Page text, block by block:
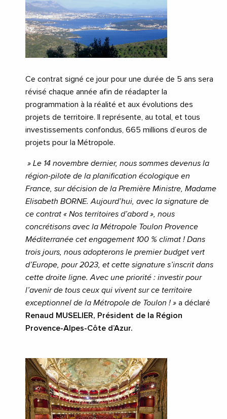
Ce contrat signé ce jour pour une durée de 5 ans sera
révisé chaque année afin de réadapter la
programmation à la réalité et aux évolutions des
projets de territoire. Il représente, au total, et tous
investissements confondus, 665 millions d’euros de
projets pour la Métropole.
» Le 14 novembre dernier, nous sommes devenus la
région-pilote de la planification écologique en
France, sur décision de la Première Ministre, Madame
Elisabeth BORNE. Aujourd’hui, avec la signature de
ce contrat « Nos territoires d’abord », nous
concrétisons avec la Métropole Toulon Provence
Méditerranée cet engagement 100 % climat ! Dans
trois jours, nous adopterons le premier budget vert
d’Europe, pour 2023, et cette signature s’inscrit dans
cette droite ligne. Avec une priorité : investir pour
l’avenir de tous ceux qui vivent sur ce territoire
exceptionnel de la Métropole de Toulon ! » a déclaré
Renaud MUSELIER, Président de la Région
Provence-Alpes-Côte d’Azur.